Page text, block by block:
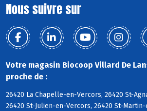
Nous suivre sur
Votre magasin Biocoop Villard De
proche de :
26420 La Chapelle-en-Vercors, 26420 St-
26420 St-Julien-en-Vercors, 26420 St-